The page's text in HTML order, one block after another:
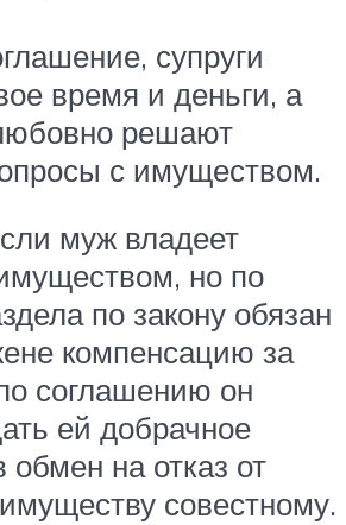
супруги
время и деньги, а
решают
с имуществом.
муж владеет
но по
по закону обязан
компенсацию за
соглашению он
ей добрачное
на отказ от
совестному.